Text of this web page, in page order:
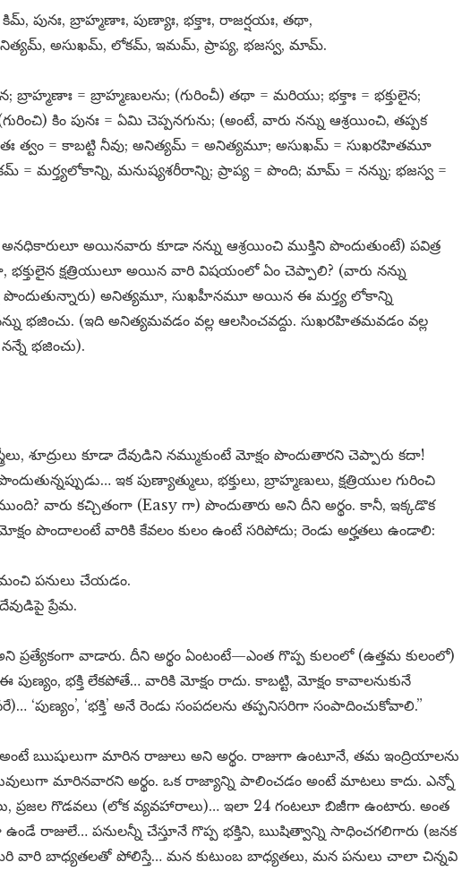
కిమ్​, పునః, బ్రాహ్మణాః, పుణ్యాః, భక్తాః, రాజర్షయః, తథా,
అసుఖమ్​, లోకమ్​, ఇమమ్​, ప్రాప్య, భజస్వ, మామ్​.
బ్రాహ్మణాః = బ్రాహ్మణులను; (గురించీ) తథా = మరియు; భక్తాః = భక్తులైన;
కిం పునః = ఏమి చెప్పనగును; (అంటే, వారు నన్ను ఆశ్రయించి, తప్పక
త్వం = కాబట్టి నీవు; అనిత్యమ్​ = అనిత్యమూ; అసుఖమ్​ = సుఖరహితమూ
మర్త్యలోకాన్ని, మనుష్యశరీరాన్ని; ప్రాప్య = పొంది; మామ్​ = నన్ను; భజస్వ =
అయినవారు కూడా నన్ను ఆశ్రయించి ముక్తిని పొందుతుంటే) పవిత్ర
భక్తులైన క్షత్రియులూ అయిన వారి విషయంలో ఏం చెప్పాలి? (వారు నన్ను
పొందుతున్నారు) అనిత్యమూ, సుఖహీనమూ అయిన ఈ మర్త్య లోకాన్ని
భజించు. (ఇది అనిత్యమవడం వల్ల ఆలసించవద్దు. సుఖరహితమవడం వల్ల
భజించు).
శూద్రులు కూడా దేవుడిని నమ్ముకుంటే మోక్షం పొందుతారని చెప్పారు కదా!
ఇక పుణ్యాత్ములు, భక్తులు, బ్రాహ్మణులు, క్షత్రియుల గురించి
వారు కచ్చితంగా (Easy గా) పొందుతారు అని దీని అర్థం. కానీ, ఇక్కడొక
పొందాలంటే వారికి కేవలం కులం ఉంటే సరిపోదు; రెండు అర్హతలు ఉండాలి:
పనులు చేయడం.
ప్రేమ.
అని ప్రత్యేకంగా వాడారు. దీని అర్థం ఏంటంటే—ఎంత గొప్ప కులంలో (ఉత్తమ కులంలో)
భక్తి లేకపోతే… వారికి మోక్షం రాదు. కాబట్టి, మోక్షం కావాలనుకునే
‘పుణ్యం’, ‘భక్తి’ అనే రెండు సంపదలను తప్పనిసరిగా సంపాదించుకోవాలి.”
అంటే ఋషులుగా మారిన రాజులు అని అర్థం. రాజుగా ఉంటూనే, తమ ఇంద్రియాలను
మారినవారని అర్థం. ఒక రాజ్యాన్ని పాలించడం అంటే మాటలు కాదు. ఎన్నో
ప్రజల గొడవలు (లోక వ్యవహారాలు)… ఇలా 24 గంటలూ బిజీగా ఉంటారు. అంత
రాజులే… పనులన్నీ చేస్తూనే గొప్ప భక్తిని, ఋషిత్వాన్ని సాధించగలిగారు (జనక
వారి బాధ్యతలతో పోలిస్తే… మన కుటుంబ బాధ్యతలు, మన పనులు చాలా చిన్నవి